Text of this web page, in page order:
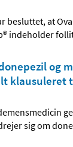
besluttet, at
indeholder
og
klausuleret
sig om